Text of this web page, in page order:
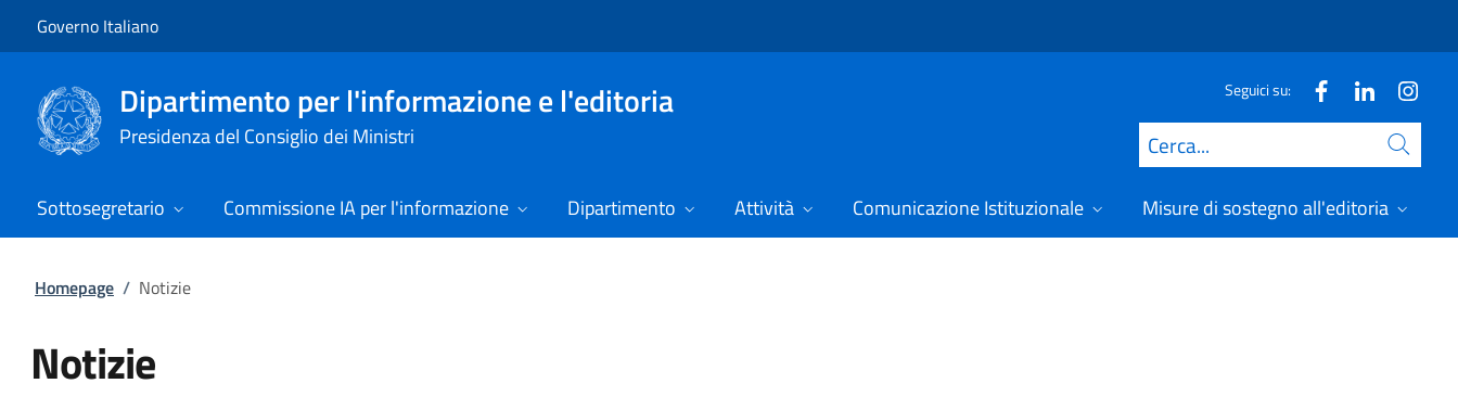
Governo Italiano
Dipartimento per l'informazione e l'editoria
Presidenza del Consiglio dei Ministri
Seguici su:
Cerca
Sottosegretario Commissione IA per l'informazione Dipartimento Attività Comunicazione Istituzionale Misure di sostegno all'editoria
Homepage / Notizie
Notizie